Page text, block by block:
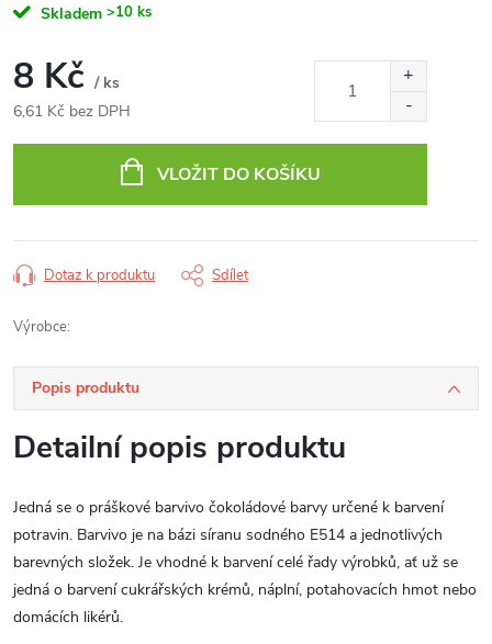
Skladem >10 ks
8 Kč / ks
6,61 Kč bez DPH
VLOŽIT DO KOŠÍKU
Dotaz k produktu Sdílet
Výrobce:
Popis produktu
Detailní popis produktu
Jedná se o práškové barvivo čokoládové barvy určené k barvení
potravin. Barvivo je na bázi síranu sodného E514 a jednotlivých
barevných složek. Je vhodné k barvení celé řady výrobků, ať už se
jedná o barvení cukrářských krémů, náplní, potahovacích hmot nebo
domácích likérů.